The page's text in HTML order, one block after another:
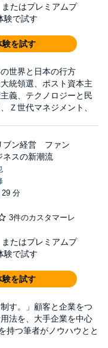
またはプレミアムプ
験で試す
験を試す
世界と日本の行方
統領選、ポスト資本主
義、テクノロジーと民
Ｚ世代マネジメント、
ブン経営 ファン
ネスの新潮流
分
3件のカスタマーレ
またはプレミアムプ
験で試す
験を試す
す。」顧客と企業をつ
法を、大手企業を中心
持つ筆者がノウハウとと